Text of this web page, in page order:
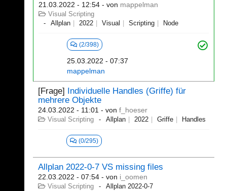
21.03.2022 - 12:54 - von mappelman
Visual Scripting
Allplan
2022 Visual Scripting Node
(2/398)
25.03.2022 - 07:37
mappelman
[Frage] Individuelle Handles (Griffe) für
mehrere Objekte
24.03.2022 - 11:01 - von f_hoeser
Visual Scripting Allplan 2022 Griffe Handles
(0/295)
Allplan 2022-0-7 VS missing files
22.03.2022 - 07:54 - von i_oomen
Visual Scripting Allplan 2022-0-7